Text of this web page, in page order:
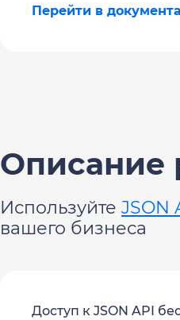
Перейти в
Описание
Используйте JSON
вашего бизнеса
Доступ к JSON API